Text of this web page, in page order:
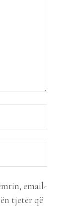
email-
tjetër që